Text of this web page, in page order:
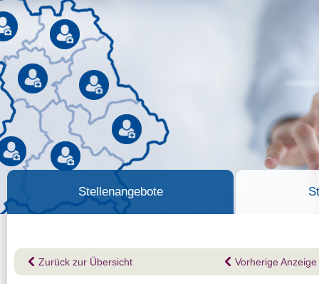
Stellenangebote
Zurück zur Übersicht Vorherige Anzeige